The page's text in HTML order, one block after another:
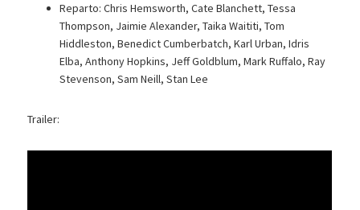
Reparto: Chris Hemsworth, Cate Blanchett, Tessa
Thompson, Jaimie Alexander, Taika Waititi, Tom
Hiddleston, Benedict Cumberbatch, Karl Urban, Idris
Elba, Anthony Hopkins, Jeff Goldblum, Mark Ruffalo, Ray
Stevenson, Sam Neill, Stan Lee
Trailer: